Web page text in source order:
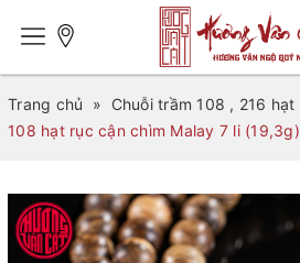
Trang chủ » Chuỗi trầm 108 , 216 hạt
108 hạt rục cận chìm Malay 7 li (19,3g)